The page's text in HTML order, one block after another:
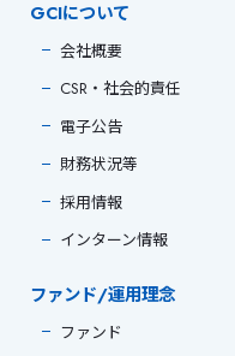
GCIについて
会社概要
CSR・社会的責任
電子公告
財務状況等
採用情報
インターン情報
ファンド/運用理念
ファンド